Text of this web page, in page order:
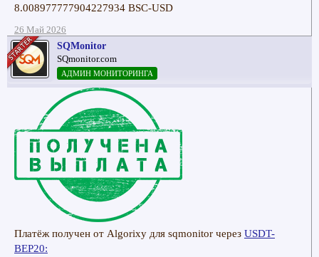
8.008977777904227934 BSC-USD
26 Май 2026
SQMonitor
SQmonitor.com
АДМИН МОНИТОРИНГА
Платёж получен от Algorixy для sqmonitor через USDT-
BEP20: